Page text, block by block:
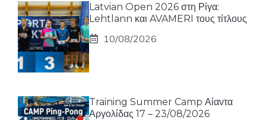
Latvian Open 2026 στη Ρίγα:
Lehtlann και AVAMERI τους τίτλους
10/08/2026
Training Summer Camp Αίαντα
Αργολίδας 17 – 23/08/2026